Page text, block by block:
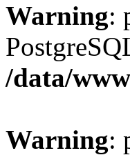
Warning:
/data/
Warning: